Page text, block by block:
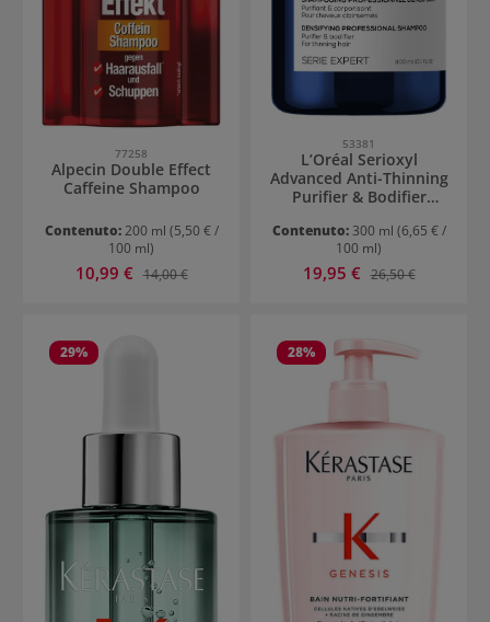
77258
Alpecin Double Effect
Caffeine Shampoo
Contenuto:200 ml (5,50 € /
100 ml)
Prezzo di vendita:
10,99 € Prezzo normale:
14,00 €
53381
L’Oréal Serioxyl
Advanced Anti-Thinning
Purifier & Bodifier
Contenuto: 300 ml (6,65 € /
100 ml)
Prezzo di vendita:
19,95 € Prezzo normale:
26,50 €
29% 28%